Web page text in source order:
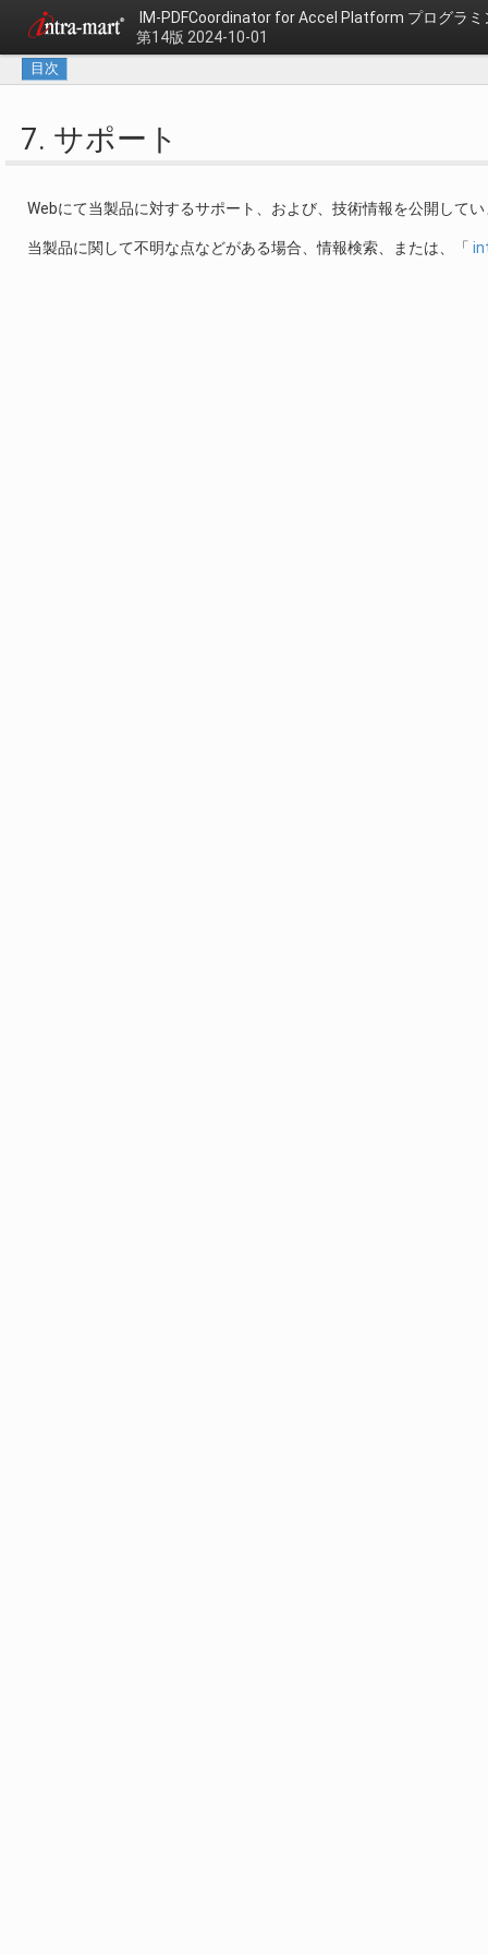
IM-PDFCoordinator for Accel Platform プログラミ
第14版 2024-10-01
目次
7. サポート
Webにて当製品に対するサポート、および、技術情報を公開して
当製品に関して不明な点などがある場合、情報検索、または、「